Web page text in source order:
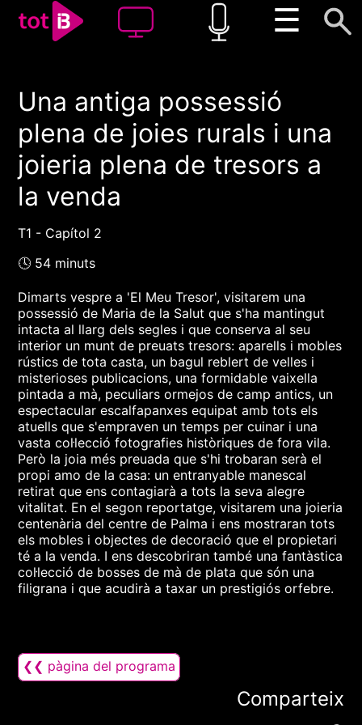
☰
00:00 00:00
1x
Una antiga possessió
plena de joies rurals i una
joieria plena de tresors a
la venda
T1 - Capítol 2
🕓 54 minuts
Dimarts vespre a 'El Meu Tresor', visitarem una
possessió de Maria de la Salut que s'ha mantingut
intacta al llarg dels segles i que conserva al seu
interior un munt de preuats tresors: aparells i mobles
rústics de tota casta, un bagul reblert de velles i
misterioses publicacions, una formidable vaixella
pintada a mà, peculiars ormejos de camp antics, un
espectacular escalfapanxes equipat amb tots els
atuells que s'empraven un temps per cuinar i una
vasta col·lecció fotografies històriques de fora vila.
Però la joia més preuada que s'hi trobaran serà el
propi amo de la casa: un entranyable manescal
retirat que ens contagiarà a tots la seva alegre
vitalitat. En el segon reportatge, visitarem una joieria
centenària del centre de Palma i ens mostraran tots
els mobles i objectes de decoració que el propietari
té a la venda. I ens descobriran també una fantàstica
col·lecció de bosses de mà de plata que són una
filigrana i que acudirà a taxar un prestigiós orfebre.
❮❮ pàgina del programa
Comparteix